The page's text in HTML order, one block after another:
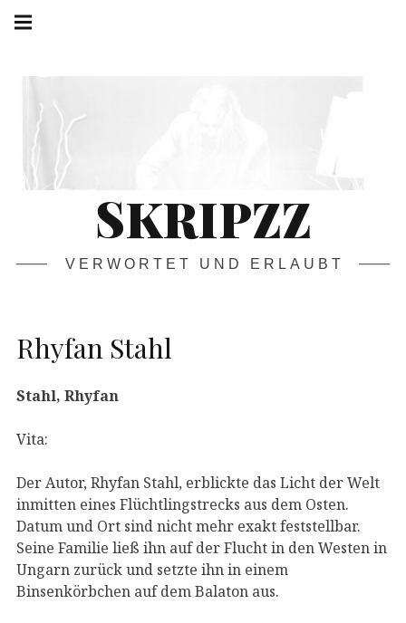
Springe
zum
SKRIPZZ
VERWORTET UND ERLAUBT
Rhyfan Stahl
Stahl, Rhyfan
Vita:
Der Autor, Rhyfan Stahl, erblickte das Licht der Welt
inmitten eines Flüchtlingstrecks aus dem Osten.
Datum und Ort sind nicht mehr exakt feststellbar.
Seine Familie ließ ihn auf der Flucht in den Westen in
Ungarn zurück und setzte ihn in einem
Binsenkörbchen auf dem Balaton aus.